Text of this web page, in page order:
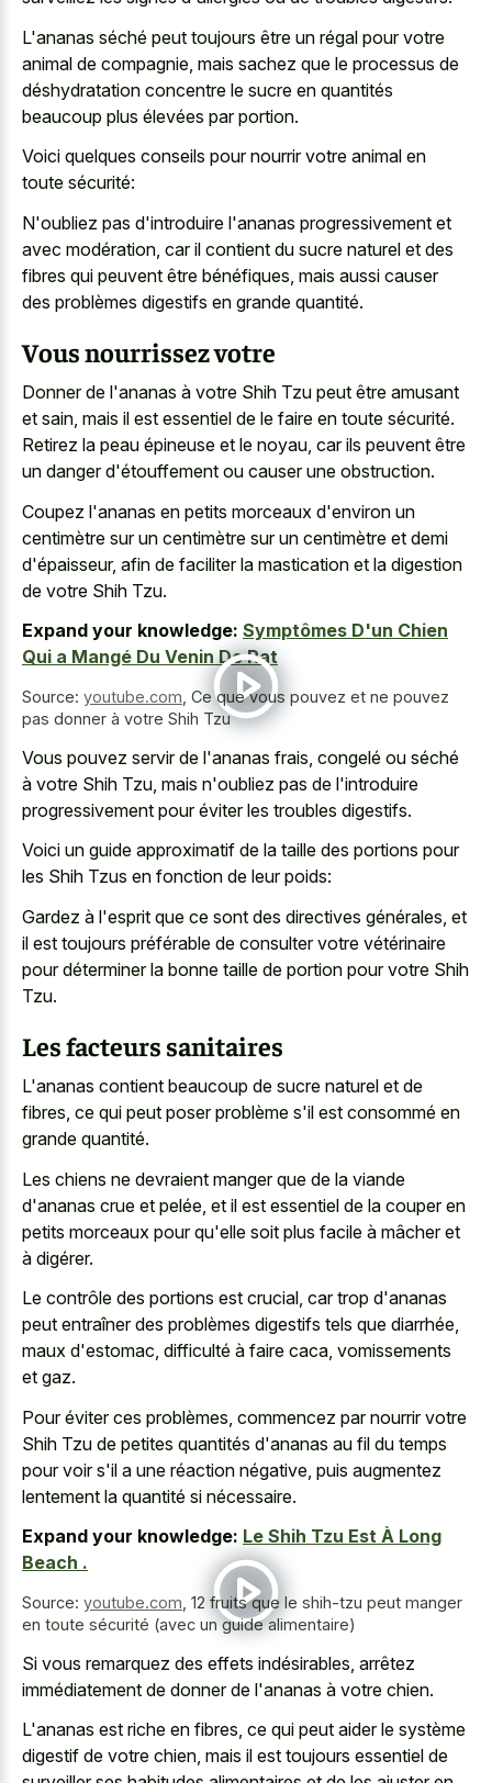
L'ananas séché peut toujours être un régal pour votre
animal de compagnie, mais sachez que le processus de
déshydratation concentre le sucre en quantités
beaucoup plus élevées par portion.
Voici quelques conseils pour nourrir votre animal en
toute sécurité:
N'oubliez pas d'introduire l'ananas progressivement et
avec modération, car il contient du sucre naturel et des
fibres qui peuvent être bénéfiques, mais aussi causer
des problèmes digestifs en grande quantité.
Vous nourrissez votre
Donner de l'ananas à votre Shih Tzu peut être amusant
et sain, mais il est essentiel de le faire en toute sécurité.
Retirez la peau épineuse et le noyau, car ils peuvent être
un danger d'étouffement ou causer une obstruction.
Coupez l'ananas en petits morceaux d'environ un
centimètre sur un centimètre sur un centimètre et demi
d'épaisseur, afin de faciliter la mastication et la digestion
de votre Shih Tzu.
Expand your knowledge: Symptômes D'un Chien
Qui a Mangé Du Venin De Rat
Source: youtube.com Ce que vous pouvez et ne pouvez
pas donner à votre Shih Tzu
Vous pouvez servir de l'ananas frais, congelé ou séché
à votre Shih Tzu, mais n'oubliez pas de l'introduire
progressivement pour éviter les troubles digestifs.
Voici un guide approximatif de la taille des portions pour
les Shih Tzus en fonction de leur poids:
Gardez à l'esprit que ce sont des directives générales, et
il est toujours préférable de consulter votre vétérinaire
pour déterminer la bonne taille de portion pour votre Shih
Tzu.
Les facteurs sanitaires
L'ananas contient beaucoup de sucre naturel et de
fibres, ce qui peut poser problème s'il est consommé en
grande quantité.
Les chiens ne devraient manger que de la viande
d'ananas crue et pelée, et il est essentiel de la couper en
petits morceaux pour qu'elle soit plus facile à mâcher et
à digérer.
Le contrôle des portions est crucial, car trop d'ananas
peut entraîner des problèmes digestifs tels que diarrhée,
maux d'estomac, difficulté à faire caca, vomissements
et gaz.
Pour éviter ces problèmes, commencez par nourrir votre
Shih Tzu de petites quantités d'ananas au fil du temps
pour voir s'il a une réaction négative, puis augmentez
lentement la quantité si nécessaire.
Expand your knowledge: Le Shih Tzu Est À Long
Beach .
Source: youtube.com 12 fruits que le shih-tzu peut manger
en toute sécurité (avec un guide alimentaire)
Si vous remarquez des effets indésirables, arrêtez
immédiatement de donner de l'ananas à votre chien.
L'ananas est riche en fibres, ce qui peut aider le système
digestif de votre chien, mais il est toujours essentiel de